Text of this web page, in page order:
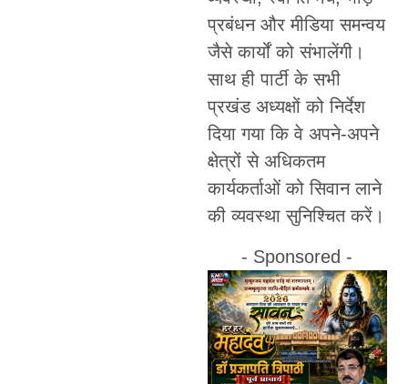
प्रबंधन और मीडिया समन्वय
जैसे कार्यों को संभालेंगी।
साथ ही पार्टी के सभी
प्रखंड अध्यक्षों को निर्देश
दिया गया कि वे अपने-अपने
क्षेत्रों से अधिकतम
कार्यकर्ताओं को सिवान लाने
की व्यवस्था सुनिश्चित करें।
- Sponsored -